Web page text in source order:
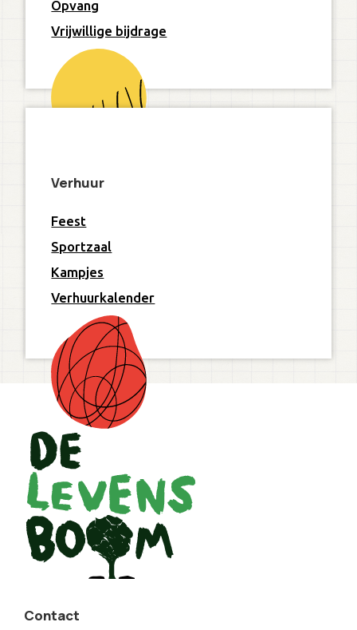
Opvang
Vrijwillige bijdrage
Verhuur
Feest
Sportzaal
Kampjes
Verhuurkalender
Contact